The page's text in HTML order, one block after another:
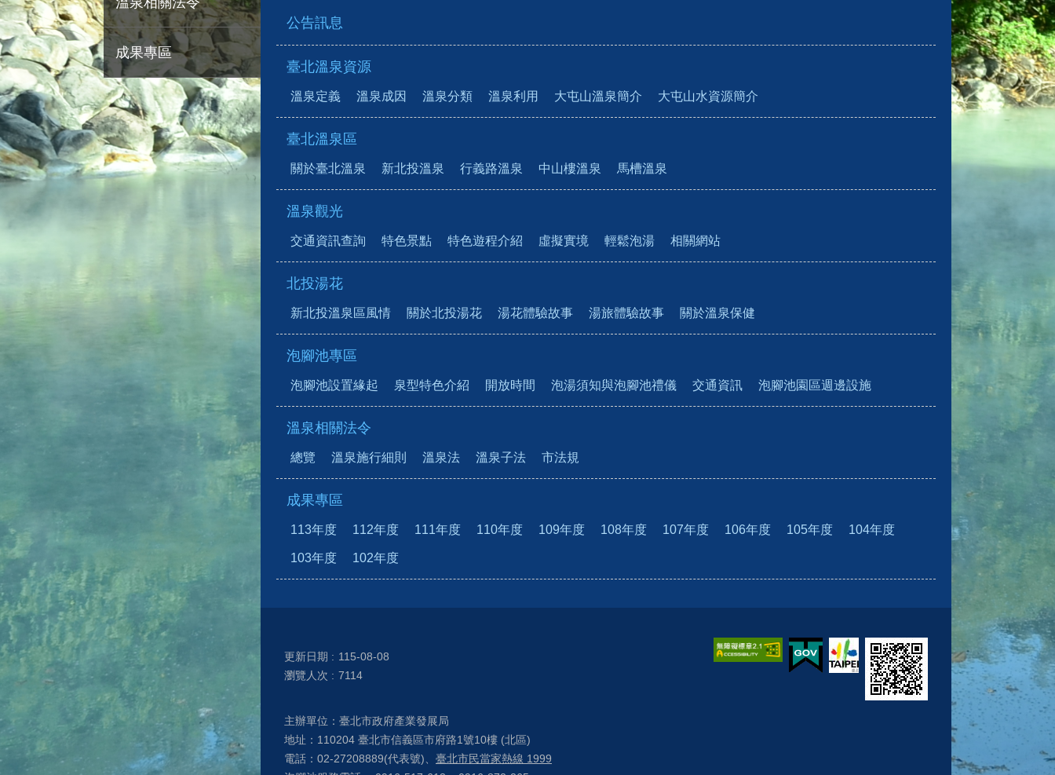
成果專區
公告訊息
臺北溫泉資源
溫泉定義 溫泉成因 溫泉分類 溫泉利用 大屯山溫泉簡介 大屯山水資源簡介
臺北溫泉區
關於臺北溫泉 新北投溫泉 行義路溫泉 中山樓溫泉 馬槽溫泉
溫泉觀光
交通資訊查詢 特色景點 特色遊程介紹 虛擬實境 輕鬆泡湯 相關網站
北投湯花
新北投溫泉區風情 關於北投湯花 湯花體驗故事 湯旅體驗故事 關於溫泉保健
泡腳池專區
泡腳池設置緣起 泉型特色介紹 開放時間 泡湯須知與泡腳池禮儀 交通資訊 泡腳池園區週邊設施
溫泉相關法令
總覽 溫泉施行細則 溫泉法 溫泉子法 市法規
成果專區
113年度 112年度 111年度 110年度 109年度 108年度 107年度 106年度 105年度 104年度
103年度 102年度
更新日期
115-08-08
瀏覽人次
7114
主辦單位：臺北市政府產業發展局
地址：110204 臺北市信義區市府路1號10樓 (北區)
電話：02-27208889(代表號)、 臺北市民當家熱線 1999